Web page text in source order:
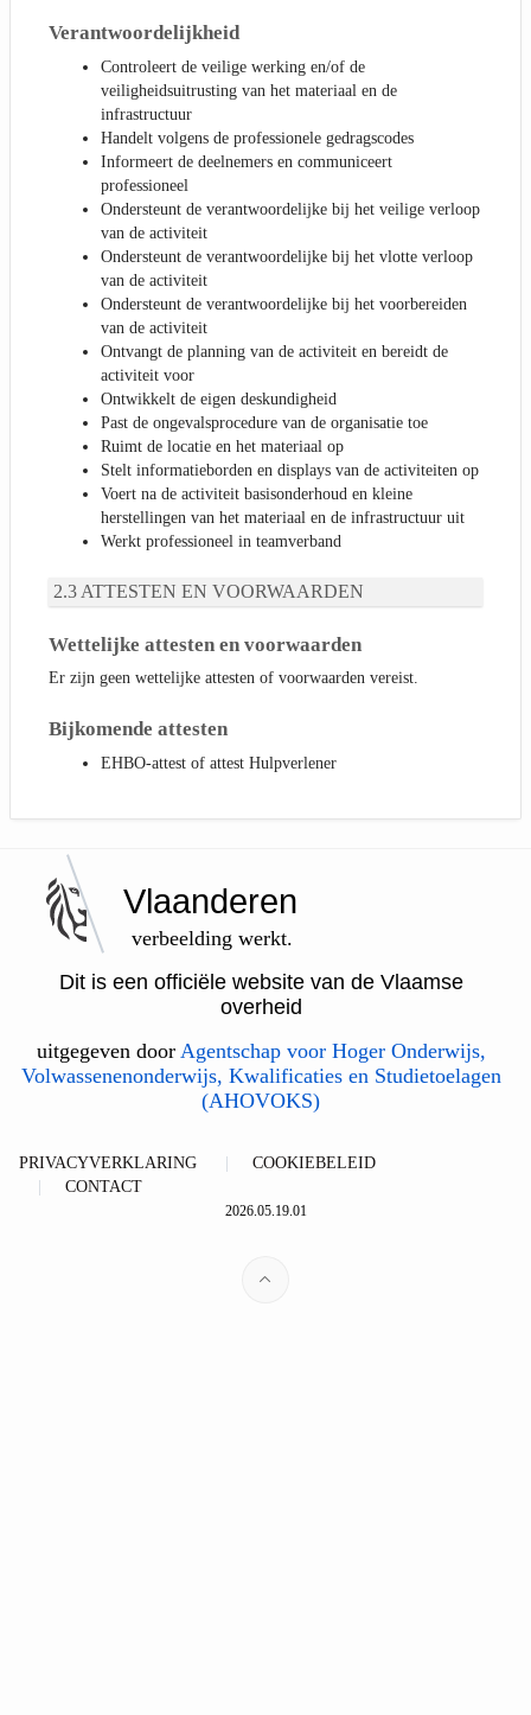
Verantwoordelijkheid
Controleert de veilige werking en/of de
veiligheidsuitrusting van het materiaal en de
infrastructuur
Handelt volgens de professionele gedragscodes
Informeert de deelnemers en communiceert
professioneel
Ondersteunt de verantwoordelijke bij het veilige verloop
van de activiteit
Ondersteunt de verantwoordelijke bij het vlotte verloop
van de activiteit
Ondersteunt de verantwoordelijke bij het voorbereiden
van de activiteit
Ontvangt de planning van de activiteit en bereidt de
activiteit voor
Ontwikkelt de eigen deskundigheid
Past de ongevalsprocedure van de organisatie toe
Ruimt de locatie en het materiaal op
Stelt informatieborden en displays van de activiteiten op
Voert na de activiteit basisonderhoud en kleine
herstellingen van het materiaal en de infrastructuur uit
Werkt professioneel in teamverband
ATTESTEN EN VOORWAARDEN
Wettelijke attesten en voorwaarden
Er zijn geen wettelijke attesten of voorwaarden vereist.
Bijkomende attesten
EHBO-attest of attest Hulpverlener
Vlaanderen
verbeelding werkt.
Dit is een officiële website van de Vlaamse
overheid
uitgegeven door Agentschap voor Hoger Onderwijs,
Volwassenenonderwijs, Kwalificaties en Studietoelagen
(AHOVOKS)
PRIVACYVERKLARING
COOKIEBELEID
CONTACT
2026.05.19.01